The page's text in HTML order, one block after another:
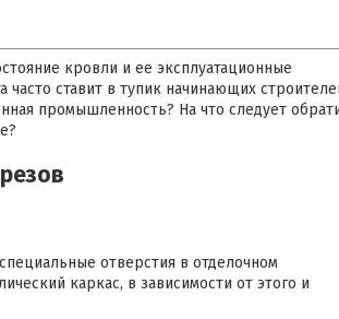
кровли и ее эксплуатационные
ставит в тупик начинающих
промышленность? На что следует
отверстия в отделочном
каркас, в зависимости от этого и